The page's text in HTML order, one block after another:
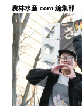
農林水産.com 編集部 -